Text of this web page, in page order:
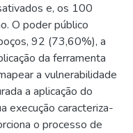
e, os 100
O poder público
92 (73,60%), a
da ferramenta
a vulnerabilidade
a aplicação do
execução caracteriza-
o processo de